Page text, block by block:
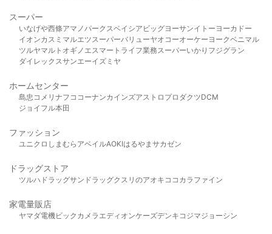
スーパー
いなげや西條アマノパークスベイシア ビッグヨーサンイトーヨーカドー
イオンカスミ マルエツスーパーバリューヤオコーオーケー ヨークベニマル
ツルヤマルト オギノ エスマート ライフ業務スーパーいかり フジグラン
ダイレックスサンエーイズミヤ
ホームセンター
島忠 コメリ ナフコ コーナンカインズアストロプロダクツDCM
ジョイフル本田
ファッション
ユニクロ しまむら アベイルAOKIはるやま サカゼン
ドラッグストア
ツルハドラッグサンドラッグクスリのアオキ ココカラファイン
家電量販店
ヤマダ電機ビックカメラ エディオンケーズデンキ コジマジョーシン